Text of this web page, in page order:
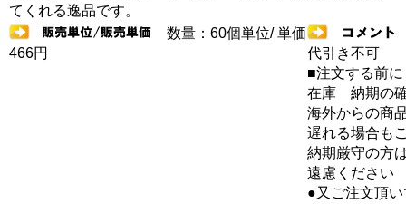
てくれる逸品です。
数量：60個単位/ 単価
466円
代引き不可
■注文する前に
在庫 納期の
海外からの商
遅れる場合も
納期厳守の方
遠慮ください
●又ご注文頂